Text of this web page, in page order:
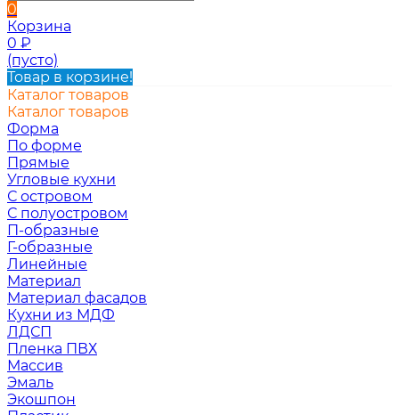
0
Корзина
0 ₽
(пусто)
Товар в корзине!
Каталог товаров
Каталог товаров
Форма
По форме
Прямые
Угловые кухни
С островом
С полуостровом
П-образные
Г-образные
Линейные
Материал
Материал фасадов
Кухни из МДФ
ЛДСП
Пленка ПВХ
Массив
Эмаль
Экошпон